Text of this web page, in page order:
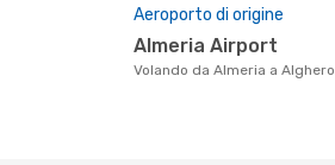
Aeroporto di origine
Almeria Airport
Volando da Almeria a Alghero